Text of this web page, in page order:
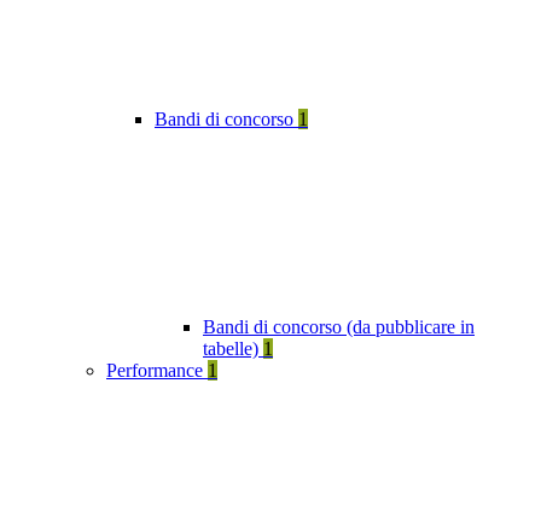
Bandi di concorso 1
Bandi di concorso (da pubblicare in
tabelle) 1
Performance 1